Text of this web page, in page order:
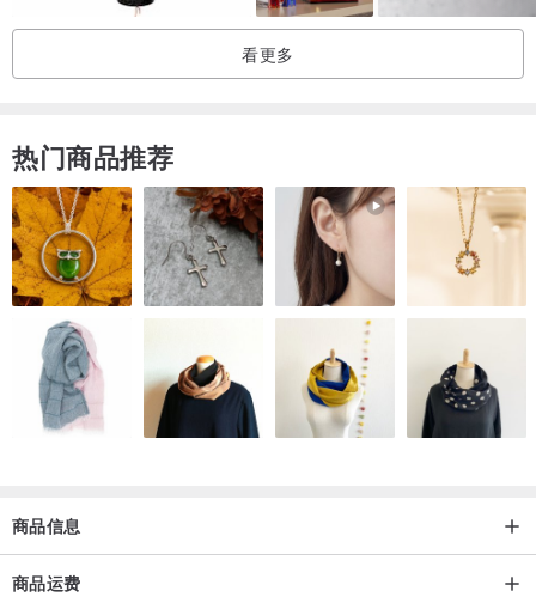
看更多
热门商品推荐
商品信息
商品运费